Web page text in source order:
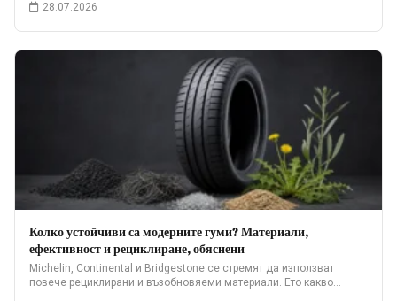
28.07.2026
Колко устойчиви са модерните гуми? Материали,
ефективност и рециклиране, обяснени
Michelin, Continental и Bridgestone се стремят да използват
повече рециклирани и възобновяеми материали. Ето какво…